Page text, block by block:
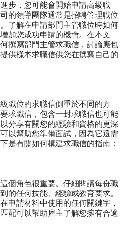
步，您可能會開始申請高級職
的領導團隊通常是招聘管理職位
了解在申請部門主管職位時如何
加您成功申請的機會。在本文
撰寫部門主管求職信，討論應包
供樣本求職信供您在撰寫自己的
職位的求職信側重於不同的方
求職信，包含一封求職信也可能
分享有關您的經驗和資格的更深
以幫助您準備面試，因為它還需
是有關如何構建求職信的指南：
個角色很重要。仔細閱讀每份職
的任何技能、經驗或教育要求。
申請材料中使用的任何關鍵字，
配可以幫助雇主了解您擁有合適